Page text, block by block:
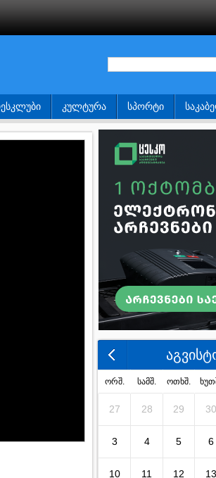
ᲙᲣᲚᲢᲣᲠᲐ ᲡᲞᲝᲠᲢᲘ
ორშ. სამშ. ოთხშ.
27 28 29 30
3 4 5 6
10 11 12 13